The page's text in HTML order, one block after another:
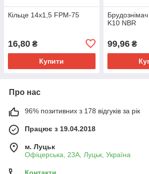
Кільце 14х1,5 FPM-75
16,80 ₴
Купити
K10 NBR
99,96₴
Про нас
96% позитивних з 178 відгуків за рік
Працює з 19.04.2018
м. Луцьк
Офіцерська, 23А, Луцьк, Україна